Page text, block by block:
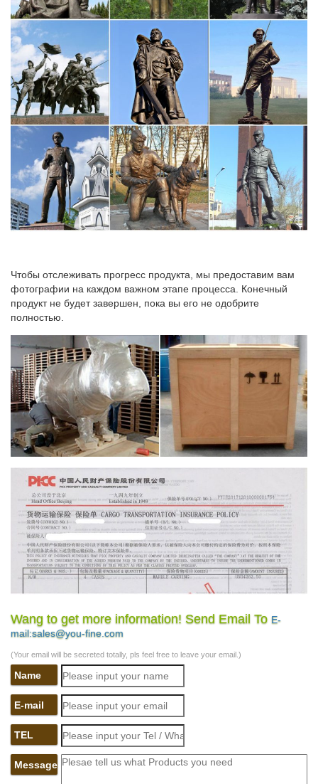
магазин BelvedoR предлагает заказать и купить статуэтки
серии "собаки".
Статуэтки собак в интернет-магазине Terracotia.ru. Большой…
Вазы напольные.Статуэтки собак. Розничная цена.Статуэтки
Щенков. Очистить фильтр. Подобрать. Выбрано: 0 Показать.
СОРТИРОВКА ПО.
Чтобы отслеживать прогресс продукта, мы предоставим вам
фотографии на каждом важном этапе процесса. Конечный
продукт не будет завершен, пока вы его не одобрите
полностью.
Wang to get more information! Send Email To E-
mail:sales@you-fine.com
(Your email will be secreted totally, pls feel free to leave your email.)
Name
E-mail
TEL
Message